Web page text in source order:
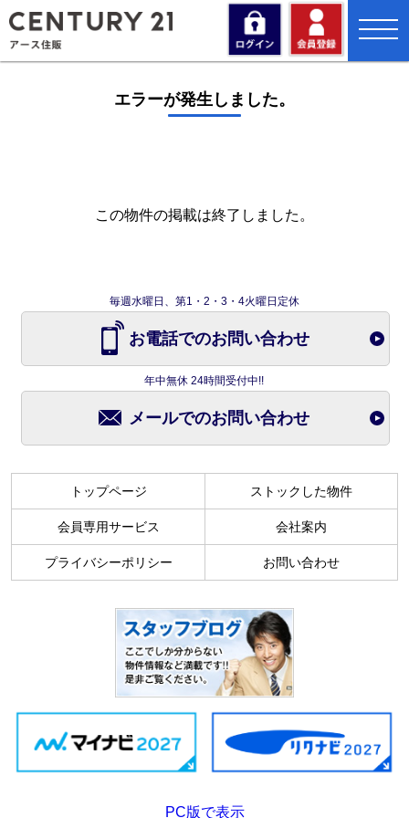
toggle
エラーが発生しました。
この物件の掲載は終了しました。
毎週水曜日、第1・2・3・4火曜日定休
お電話でのお問い合わせ
年中無休 24時間受付中!!
メールでのお問い合わせ
トップページ ストックした物件
会員専用サービス 会社案内
プライバシーポリシー お問い合わせ
PC版で表示